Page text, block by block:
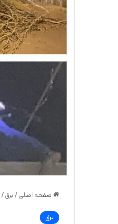
صفحه اصلی / برق /
برق